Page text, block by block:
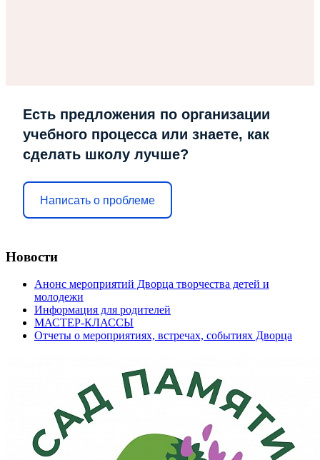
Есть предложения по организации
учебного процесса или знаете, как
сделать школу лучше?
Написать о проблеме
Новости
Анонс мероприятий Дворца творчества детей и
молодежи
Информация для родителей
МАСТЕР-КЛАССЫ
Отчеты о мероприятиях, встречах, событиях Дворца